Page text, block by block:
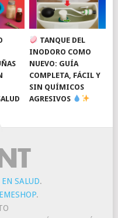
TANQUE DEL
INODORO COMO
NUEVO: GUÍA
COMPLETA, FÁCIL Y
SIN QUÍMICOS
AGRESIVOS
SALUD.
.